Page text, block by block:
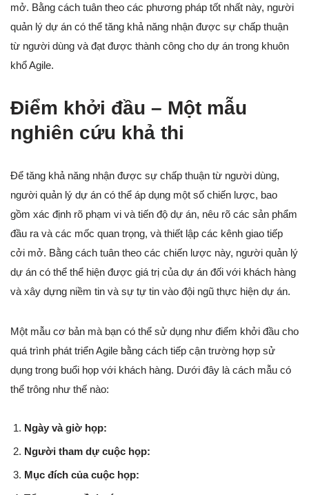
mở. Bằng cách tuân theo các phương pháp tốt nhất này, người
quản lý dự án có thể tăng khả năng nhận được sự chấp thuận
từ người dùng và đạt được thành công cho dự án trong khuôn
khổ Agile.
Điểm khởi đầu – Một mẫu
nghiên cứu khả thi
Để tăng khả năng nhận được sự chấp thuận từ người dùng,
người quản lý dự án có thể áp dụng một số chiến lược, bao
gồm xác định rõ phạm vi và tiến độ dự án, nêu rõ các sản phẩm
đầu ra và các mốc quan trọng, và thiết lập các kênh giao tiếp
cởi mở. Bằng cách tuân theo các chiến lược này, người quản lý
dự án có thể thể hiện được giá trị của dự án đối với khách hàng
và xây dựng niềm tin và sự tự tin vào đội ngũ thực hiện dự án.
Một mẫu cơ bản mà bạn có thể sử dụng như điểm khởi đầu cho
quá trình phát triển Agile bằng cách tiếp cận trường hợp sử
dụng trong buổi họp với khách hàng. Dưới đây là cách mẫu có
thể trông như thế nào:
Ngày và giờ họp:
Người tham dự cuộc họp:
Mục đích của cuộc họp: